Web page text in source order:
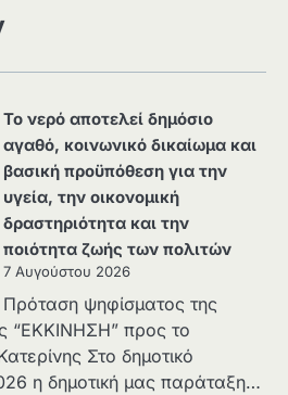
Το νερό αποτελεί δημόσιο
αγαθό, κοινωνικό δικαίωμα και
βασική προϋπόθεση για την
υγεία, την οικονομική
δραστηριότητα και την
ποιότητα ζωής των πολιτών
7 Αυγούστου 2026
Πρόταση ψηφίσματος της
“ΕΚΚΙΝΗΣΗ” προς το
Στο δημοτικό
η δημοτική μας παράταξη…